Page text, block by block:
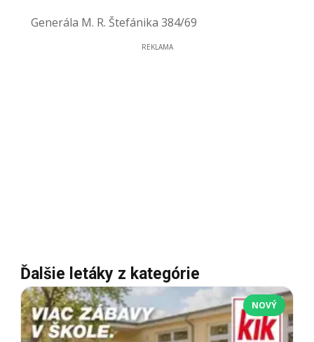
Generála M. R. Štefánika 384/69
REKLAMA
Ďalšie letáky z kategórie
NOVÝ